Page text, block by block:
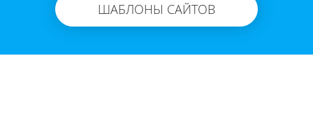
ШАБЛОНЫ САЙТОВ